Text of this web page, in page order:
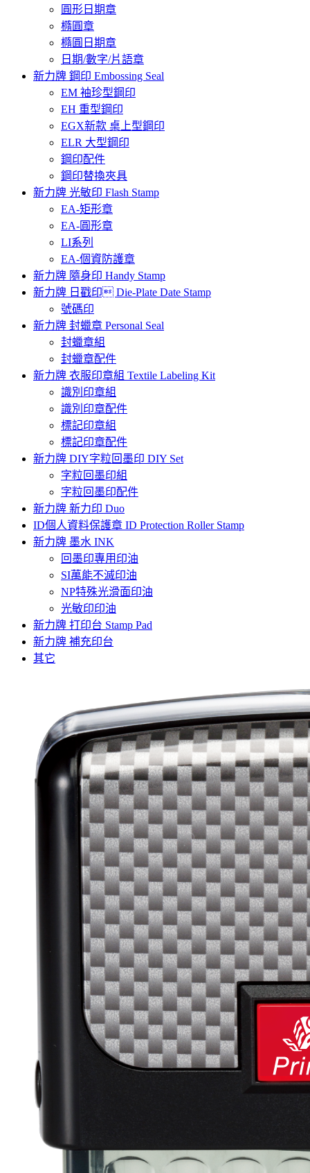
圓形日期章
橢圓章
橢圓日期章
日期/數字/片語章
新力牌 鋼印 Embossing Seal
EM 袖珍型鋼印
EH 重型鋼印
EGX新款 桌上型鋼印
ELR 大型鋼印
鋼印配件
鋼印替換夾具
新力牌 光敏印 Flash Stamp
EA-矩形章
EA-圓形章
LI系列
EA-個資防護章
新力牌 隨身印 Handy Stamp
新力牌 日戳印 Die-Plate Date Stamp
號碼印
新力牌 封蠟章 Personal Seal
封蠟章組
封蠟章配件
新力牌 衣服印章組 Textile Labeling Kit
識別印章組
識別印章配件
標記印章組
標記印章配件
新力牌 DIY字粒回墨印 DIY Set
字粒回墨印組
字粒回墨印配件
新力牌 新力印 Duo
ID個人資料保護章 ID Protection Roller Stamp
新力牌 墨水 INK
回墨印專用印油
SI萬能不滅印油
NP特殊光滑面印油
光敏印印油
新力牌 打印台 Stamp Pad
新力牌 補充印台
其它